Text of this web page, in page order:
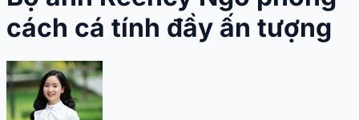
cách cá tính đầy ấn tượng